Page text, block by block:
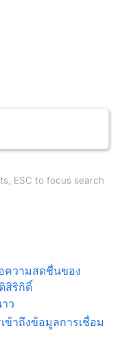
ESC to focus search
ความสดชื่นของ
สิริกิติ์
ว
ข้าถึงข้อมูลการเชื่อม